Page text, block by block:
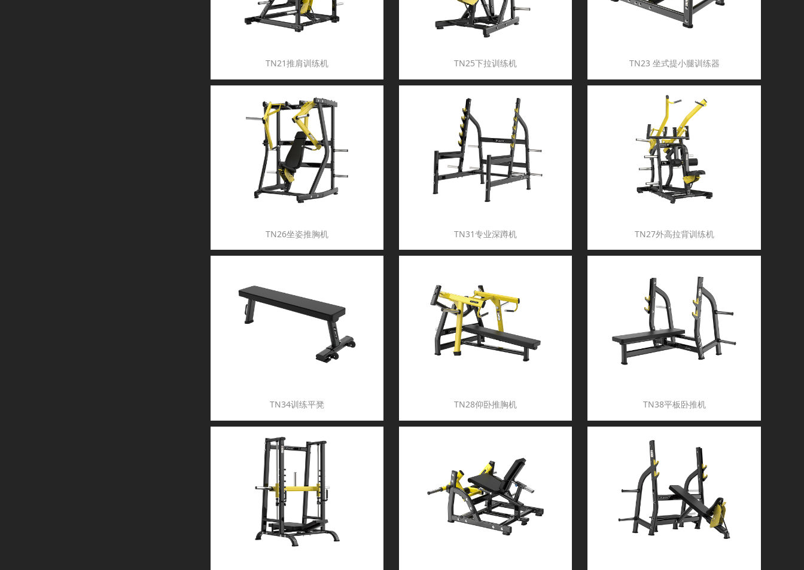
TN21推肩训练机 TN25下拉训练机 TN23 坐式提小腿训练器
TN26坐姿推胸机 TN31专业深蹲机 TN27外高拉背训练机
TN34训练平凳 TN28仰卧推胸机 TN38平板卧推机